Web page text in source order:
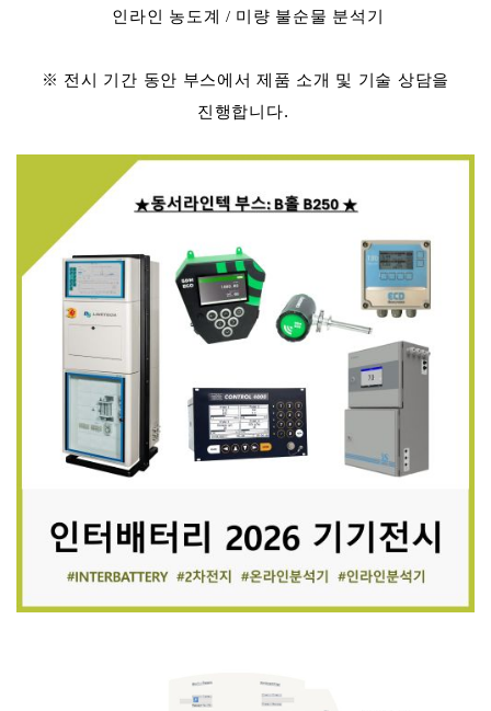
인라인 농도계 / 미량 불순물 분석기
※ 전시 기간 동안 부스에서 제품 소개 및 기술 상담을
진행합니다.